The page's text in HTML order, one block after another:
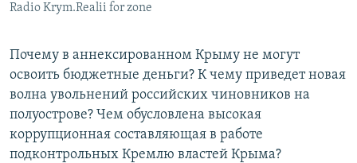
УКРАИНСКАЯ ПРОБЛЕМА КРЫМА
Radio Krym.Realii for zone
Почему в аннексированном Крыму не могут
освоить бюджетные деньги? К чему приведет новая
волна увольнений российских чиновников на
полуострове? Чем обусловлена высокая
коррупционная составляющая в работе
подконтрольных Кремлю властей Крыма?